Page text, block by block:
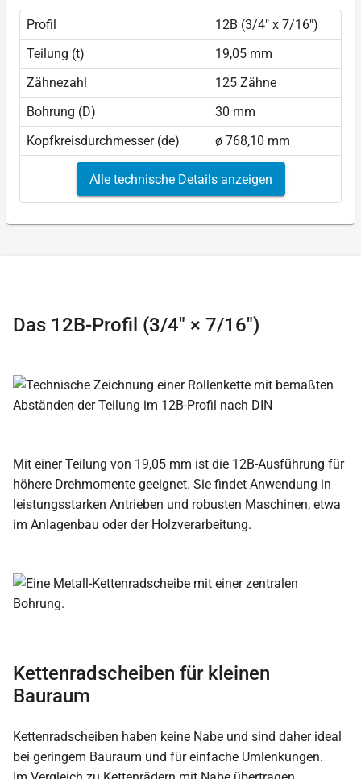
Profil
12B (3/4" x 7/16")
Teilung (t)
19,05 mm
Zähnezahl
125 Zähne
Bohrung (D)
30 mm
Kopfkreisdurchmesser (de)
ø 768,10 mm
Alle technische Details anzeigen
Das 12B-Profil (3/4″ × 7/16″)
Mit einer Teilung von 19,05 mm ist die 12B-Ausführung für
höhere Drehmomente geeignet. Sie findet Anwendung in
leistungsstarken Antrieben und robusten Maschinen, etwa
im Anlagenbau oder der Holzverarbeitung.
Kettenradscheiben für kleinen
Bauraum
Kettenradscheiben haben keine Nabe und sind daher ideal
bei geringem Bauraum und für einfache Umlenkungen.